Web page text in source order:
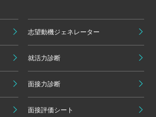
志望動機ジェネレーター
就活力診断
面接力診断
面接評価シート